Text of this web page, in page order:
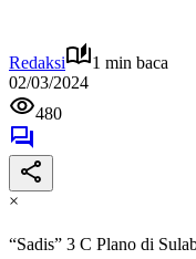
Redaksi
1 min baca
02/03/2024
480
×
“Sadis” 3 C Plano di